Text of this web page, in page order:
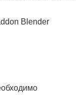
Blender